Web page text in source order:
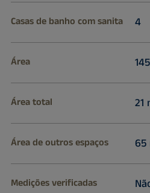
Casas de banho com sanita 4
Área
Área total 21
Área de outros espaços 65
Medições verificadas